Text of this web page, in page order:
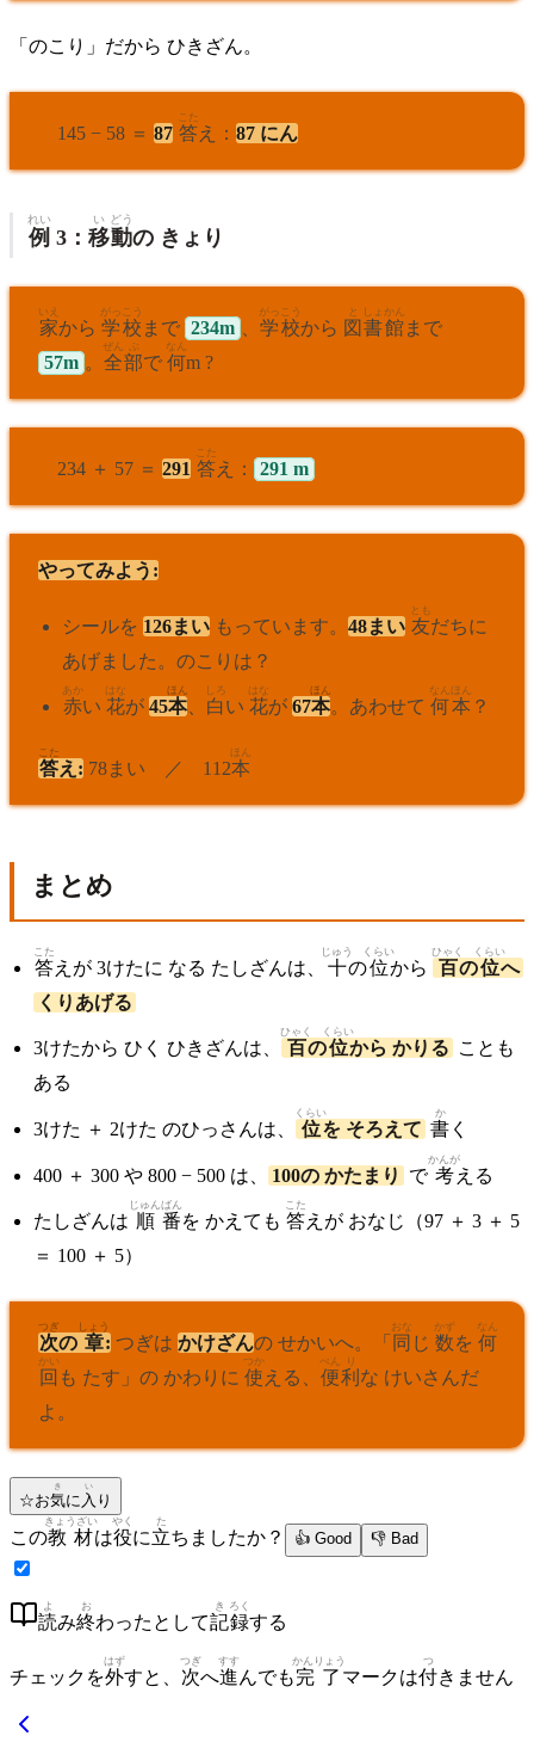
「のこり」だから ひきざん。
145 − 58 ＝ 87 答
こた
え： 87 にん
例
れい
3： 移
い
動
どう
の きょり
家
いえ
から 学校
がっこう
まで 234m 学校
がっこう
から 図
と
書
しょ
館
かん
まで
57m 。 全
ぜん
部
ぶ
で 何
なん
m ?
234 ＋ 57 ＝ 291 答
こた
え： 291 m
やってみよう:
シールを 126まい もっています。 48まい 友
とも
だちに
あげました。のこりは？
赤
あか
い 花
はな
が 45本
ほん
、 白
しろ
い 花
はな
が 67本
ほん
。あわせて 何
なん
本
ほん
？
答
こた
え: 78まい ／ 112本
ほん
まとめ
答
こた
えが 3けたに なる たしざんは、 十
じゅう
の位
くらい
から 百
ひゃく
の位
くらい
へ
くりあげる
3けたから ひく ひきざんは、 百
ひゃく
の位
くらい
から かりる ことも
ある
3けた ＋ 2けた のひっさんは、 位
くらい
を そろえて 書
か
く
400 ＋ 300 や 800 − 500 は、 100の かたまり で 考
かんが
える
たしざんは 順
じゅん
番
ばん
を かえても 答
こた
えが おなじ（97 ＋ 3 ＋ 5
＝ 100 ＋ 5）
次
つぎ
の 章
しょう
: つぎは かけざんの せかいへ。「 同
おな
じ 数
かず
を 何
なん
回
かい
も たす」の かわりに 使
つか
える、 便
べん
利
り
な けいさんだ
よ。
☆お気
き
に 入
い
り
この教材
きょうざい
は役
やく
に立
た
ちましたか？ 👍 Good 👎 Bad
読
よ
み終
お
わったとして記
き
録
ろく
する
チェックを外
はず
すと、 次
つぎ
へ進
すす
んでも完了
かんりょう
マークは付
つ
きません